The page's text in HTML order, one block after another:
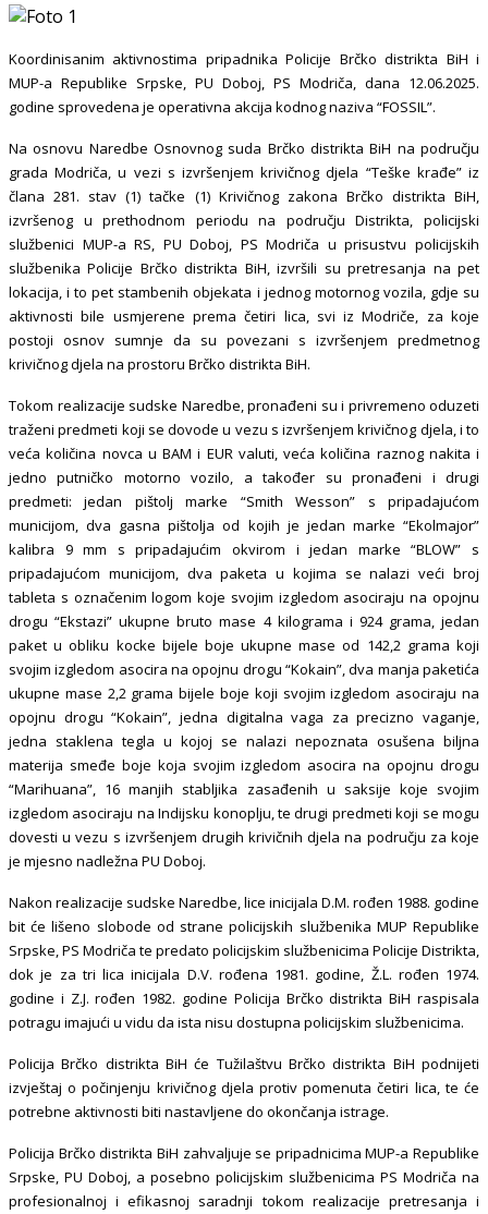
Koordinisanim aktivnostima pripadnika Policije Brčko distrikta BiH i
MUP-a Republike Srpske, PU Doboj, PS Modriča, dana 12.06.2025.
godine sprovedena je operativna akcija kodnog naziva “FOSSIL”.
Na osnovu Naredbe Osnovnog suda Brčko distrikta BiH na području
grada Modriča, u vezi s izvršenjem krivičnog djela “Teške krađe” iz
člana 281. stav (1) tačke (1) Krivičnog zakona Brčko distrikta BiH,
izvršenog u prethodnom periodu na području Distrikta, policijski
službenici MUP-a RS, PU Doboj, PS Modriča u prisustvu policijskih
službenika Policije Brčko distrikta BiH, izvršili su pretresanja na pet
lokacija, i to pet stambenih objekata i jednog motornog vozila, gdje su
aktivnosti bile usmjerene prema četiri lica, svi iz Modriče, za koje
postoji osnov sumnje da su povezani s izvršenjem predmetnog
krivičnog djela na prostoru Brčko distrikta BiH.
Tokom realizacije sudske Naredbe, pronađeni su i privremeno oduzeti
traženi predmeti koji se dovode u vezu s izvršenjem krivičnog djela, i to
veća količina novca u BAM i EUR valuti, veća količina raznog nakita i
jedno putničko motorno vozilo, a također su pronađeni i drugi
predmeti: jedan pištolj marke “Smith Wesson” s pripadajućom
municijom, dva gasna pištolja od kojih je jedan marke “Ekolmajor”
kalibra 9 mm s pripadajućim okvirom i jedan marke “BLOW” s
pripadajućom municijom, dva paketa u kojima se nalazi veći broj
tableta s označenim logom koje svojim izgledom asociraju na opojnu
drogu “Ekstazi” ukupne bruto mase 4 kilograma i 924 grama, jedan
paket u obliku kocke bijele boje ukupne mase od 142,2 grama koji
svojim izgledom asocira na opojnu drogu “Kokain”, dva manja paketića
ukupne mase 2,2 grama bijele boje koji svojim izgledom asociraju na
opojnu drogu “Kokain”, jedna digitalna vaga za precizno vaganje,
jedna staklena tegla u kojoj se nalazi nepoznata osušena biljna
materija smeđe boje koja svojim izgledom asocira na opojnu drogu
“Marihuana”, 16 manjih stabljika zasađenih u saksije koje svojim
izgledom asociraju na Indijsku konoplju, te drugi predmeti koji se mogu
dovesti u vezu s izvršenjem drugih krivičnih djela na području za koje
je mjesno nadležna PU Doboj.
Nakon realizacije sudske Naredbe, lice inicijala D.M. rođen 1988. godine
bit će lišeno slobode od strane policijskih službenika MUP Republike
Srpske, PS Modriča te predato policijskim službenicima Policije Distrikta,
dok je za tri lica inicijala D.V. rođena 1981. godine, Ž.L. rođen 1974.
godine i Z.J. rođen 1982. godine Policija Brčko distrikta BiH raspisala
potragu imajući u vidu da ista nisu dostupna policijskim službenicima.
Policija Brčko distrikta BiHće Tužilaštvu Brčko distrikta BiH podnijeti
izvještaj o počinjenju krivičnog djela protiv pomenuta četiri lica, te će
potrebne aktivnosti biti nastavljene do okončanja istrage.
Policija Brčko distrikta BiH zahvaljuje se pripadnicima MUP-a Republike
Srpske, PU Doboj, a posebno policijskim službenicima PS Modriča na
profesionalnoj i efikasnoj saradnji tokom realizacije pretresanja i